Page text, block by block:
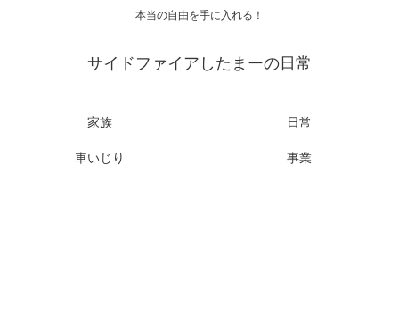
本当の自由を手に入れる！
サイドファイアしたまーの日常
家族 日常
車いじり 事業